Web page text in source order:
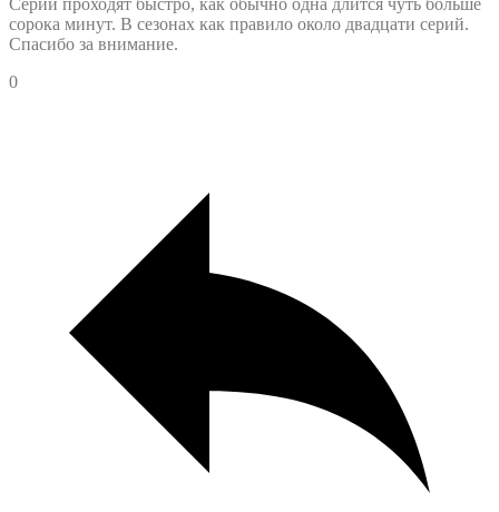
Серии проходят быстро, как обычно одна длится чуть больше
сорока минут. В сезонах как правило около двадцати серий.
Спасибо за внимание.
0